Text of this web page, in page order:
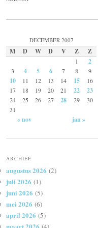
DECEMBER 2007
M D W D V Z Z
1 2
3 4 5 6 7 8 9
10 11 12 13 14 15
16
17
18 19 20 21 22 23
24 25 26 27 28 29
30
31
« nov jan »
ARCHIEF
augustus 2026 (2)
juli 2026 (1)
juni 2026 (5)
mei 2026 (6)
april 2026 (5)